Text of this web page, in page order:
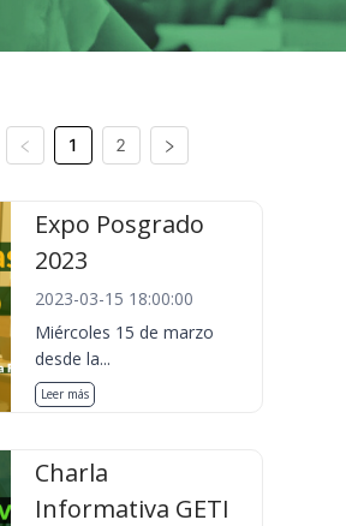
1 2
Expo Posgrado
2023
2023-03-15 18:00:00
Miércoles 15 de marzo
desde la...
Leer más
Charla
Informativa GETI